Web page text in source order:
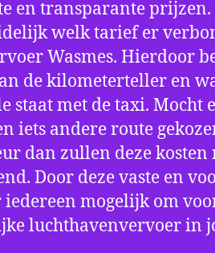
en transparante prijzen.
welk tarief er
Wasmes. Hierdoor
de kilometerteller en
staat met de taxi. Mocht
iets andere route
dan zullen deze kosten
Door deze vaste en
mogelijk om
luchthavenvervoer in